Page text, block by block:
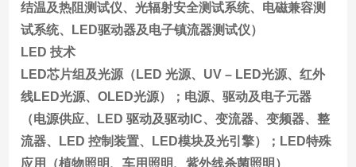
结温及热阻测试仪、光辐射安全测试系统、电磁兼容测
试系统、LED驱动器及电子镇流器测试仪）
LED 技术
LED芯片组及光源（LED 光源、UV – LED光源、红外
线LED光源、OLED光源）；电源、驱动及电子元器
（电源供应、LED 驱动及驱动IC、变流器、变频器、整
流器、LED 控制装置、LED模块及光引擎）；LED特殊
应用（植物照明、车用照明、紫外线杀菌照明）